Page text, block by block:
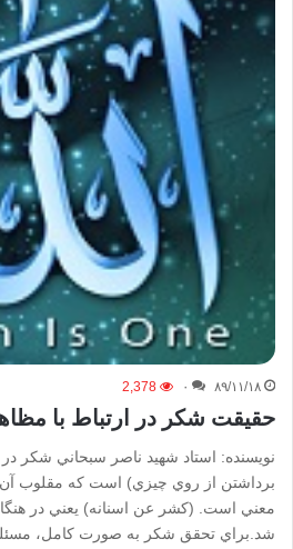
۸۹/۱۱/۱۸ ۰ 2,378
حقيقت شكر در ارتباط با
نويسنده: استاد شهيد ناصر سبحاني شكر
برداشتن از روي چيزي) است كه مقلوب آن
معني است. (كشر عن اسنانه) يعني در
شد.براي تحقق شكر به صورت كامل، مسئله